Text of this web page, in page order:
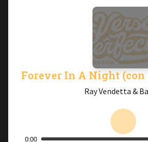
Forever In A Night
Ray Vendetta &
0:00